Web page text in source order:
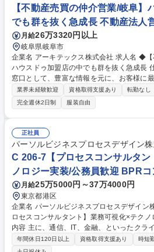
申込書・バックオフィス業務、DX推進担
界で最大手群の優良企業や先進企業だけで
策事業を推進する民間団体など、幅広い取引実績
D 041【業務改善/推進/運用担当】公務員出
歓迎！
【不動産売買の仲介営業/岐阜】
でも群を抜く急成長 不動産法人
月給26万3320円以上
岐阜県岐阜市
企業名 アーキテックス株式会社 求人名 ◆【不動産売買の仲介営業/岐阜】
ハウスドゥ加盟店の中でも群を抜く急成長 仕事の内容 ■不動産情報の総合
窓口として、豊富な情報を元に、お客様に
します。★元公務員の未経験からでも活躍されて
細】・来店されるお客様のニーズをヒアリ
ご提案した物件の現地のご案内・資金計画
（売却）物件の契約業務（調査・契約書作
（売却）物件の決済業務・アフターフォロ
ム）・不動産の価格査定・中古戸建物件に
案 など 募集職種 ◆【不動産売買の仲介営業/岐阜】ハウスドゥ加盟店の中
でも群を抜く急成長
業界未経験歓迎 資格取得支援あり 転勤なし
完全週休2日制
服装自由
正社員
パーソルビジネスプロセスデザイン
C 206-7【プロセスコンサルタン
ノロジー実装/公務員歓迎 BPRコ
月給25万5000円～37万4000円
東京都港区
企業名 パーソルビジネスプロセスデザイン株式会社 求人名
ロセスコンサルタント】業務可視化×テクノロジ
内容 主に、通信、IT、金融、といったクラ
業・マーケなど、法改正や組織変化が多い
ザインとデジタルを組み合わせ、実業務を
年間休日120日以上 資格取得支援あり 時短